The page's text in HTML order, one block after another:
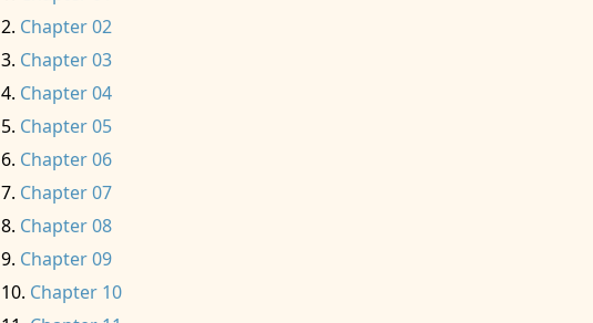
Chapter 02
Chapter 03
Chapter 04
Chapter 05
Chapter 06
Chapter 07
Chapter 08
Chapter 09
Chapter 10